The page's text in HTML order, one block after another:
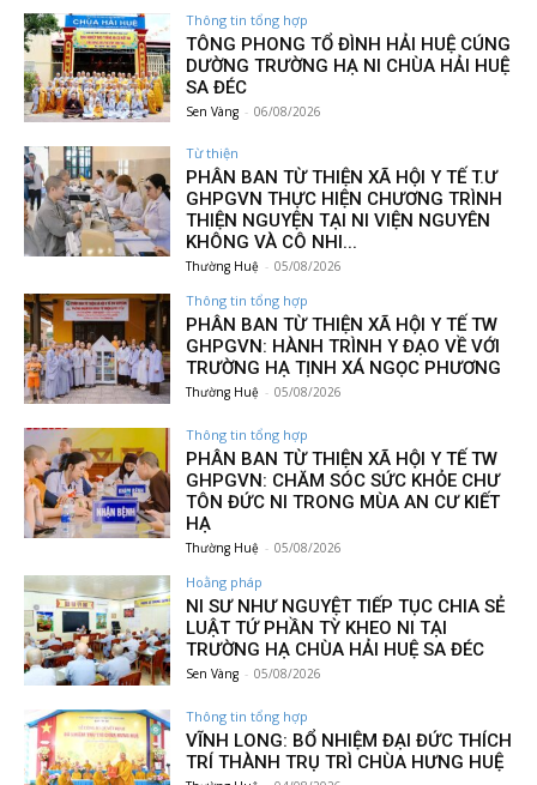
Thông tin tổng hợp
TÔNG PHONG TỔ ĐÌNH HẢI HUỆ CÚNG
DƯỜNG TRƯỜNG HẠ NI CHÙA HẢI HUỆ
SA ĐÉC
Sen Vàng - 06/08/2026
Từ thiện
PHÂN BAN TỪ THIỆN XÃ HỘI Y TẾ T.Ư
GHPGVN THỰC HIỆN CHƯƠNG TRÌNH
THIỆN NGUYỆN TẠI NI VIỆN NGUYÊN
KHÔNG VÀ CÔ NHI...
Thường Huệ - 05/08/2026
Thông tin tổng hợp
PHÂN BAN TỪ THIỆN XÃ HỘI Y TẾ TW
GHPGVN: HÀNH TRÌNH Y ĐẠO VỀ VỚI
TRƯỜNG HẠ TỊNH XÁ NGỌC PHƯƠNG
Thường Huệ - 05/08/2026
Thông tin tổng hợp
PHÂN BAN TỪ THIỆN XÃ HỘI Y TẾ TW
GHPGVN: CHĂM SÓC SỨC KHỎE CHƯ
TÔN ĐỨC NI TRONG MÙA AN CƯ KIẾT
HẠ
Thường Huệ - 05/08/2026
Hoằng pháp
NI SƯ NHƯ NGUYỆT TIẾP TỤC CHIA SẺ
LUẬT TỨ PHẦN TỲ KHEO NI TẠI
TRƯỜNG HẠ CHÙA HẢI HUỆ SA ĐÉC
Sen Vàng - 05/08/2026
Thông tin tổng hợp
VĨNH LONG: BỔ NHIỆM ĐẠI ĐỨC THÍCH
TRÍ THÀNH TRỤ TRÌ CHÙA HƯNG HUỆ